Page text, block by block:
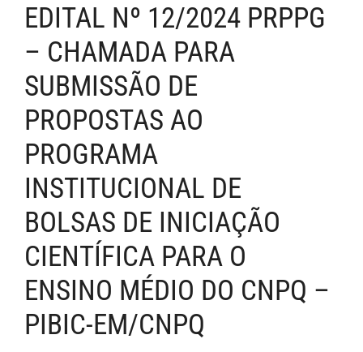
EDITAL Nº 12/2024 PRPPG
– CHAMADA PARA
SUBMISSÃO DE
PROPOSTAS AO
PROGRAMA
INSTITUCIONAL DE
BOLSAS DE INICIAÇÃO
CIENTÍFICA PARA O
ENSINO MÉDIO DO CNPQ –
PIBIC-EM/CNPQ